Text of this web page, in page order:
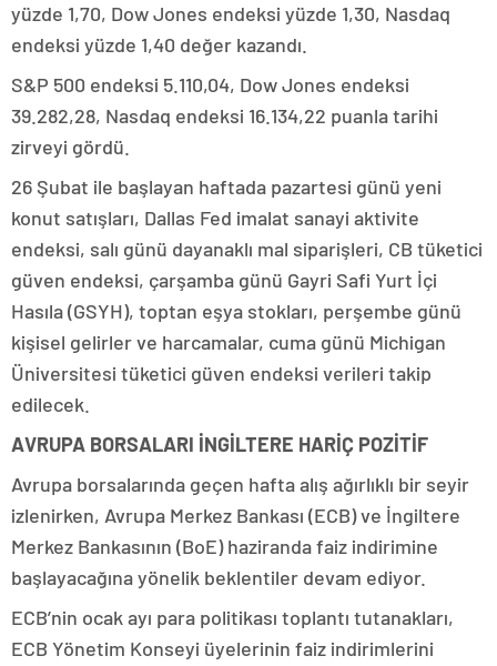
yüzde 1,70, Dow Jones endeksi yüzde 1,30, Nasdaq
endeksi yüzde 1,40 değer kazandı.
S&P 500 endeksi 5.110,04, Dow Jones endeksi
39.282,28, Nasdaq endeksi 16.134,22 puanla tarihi
zirveyi gördü.
26 Şubat ile başlayan haftada pazartesi günü yeni
konut satışları, Dallas Fed imalat sanayi aktivite
endeksi, salı günü dayanaklı mal siparişleri, CB tüketici
güven endeksi, çarşamba günü Gayri Safi Yurt İçi
Hasıla (GSYH), toptan eşya stokları, perşembe günü
kişisel gelirler ve harcamalar, cuma günü Michigan
Üniversitesi tüketici güven endeksi verileri takip
edilecek.
AVRUPA BORSALARI İNGİLTERE HARİÇ POZİTİF
Avrupa borsalarında geçen hafta alış ağırlıklı bir seyir
izlenirken, Avrupa Merkez Bankası (ECB) ve İngiltere
Merkez Bankasının (BoE) haziranda faiz indirimine
başlayacağına yönelik beklentiler devam ediyor.
ECB’nin ocak ayı para politikası toplantı tutanakları,
ECB Yönetim Konseyi üyelerinin faiz indirimlerini